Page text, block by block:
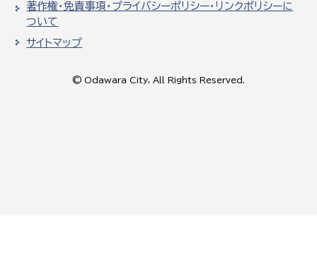
著作権・免責事項・プライバシーポリシー・リンクポリシーに
ついて
サイトマップ
© Odawara City, All Rights Reserved.